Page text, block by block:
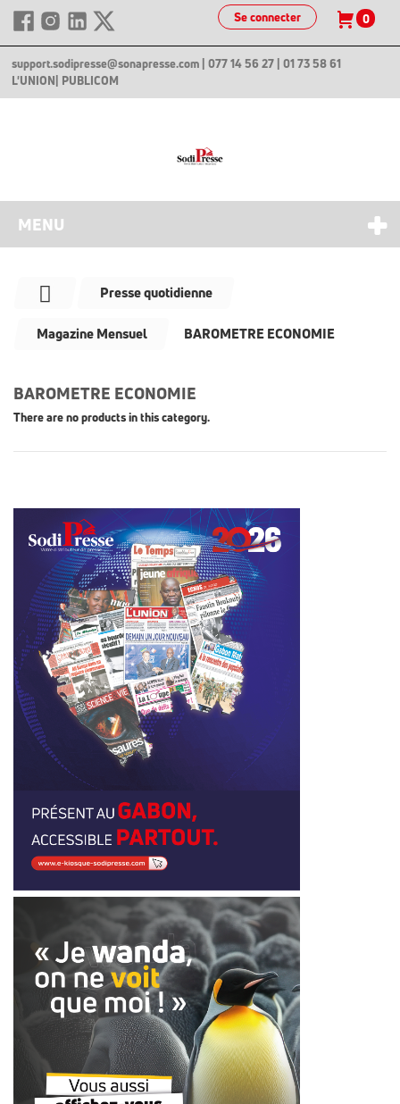
Se connecter 0
support.sodipresse@sonapresse.com | 077 14 56 27 | 01 73 58 61
L'UNION | PUBLICOM
MENU
Presse quotidienne
Magazine Mensuel BAROMETRE ECONOMIE
BAROMETRE ECONOMIE
There are no products in this category.